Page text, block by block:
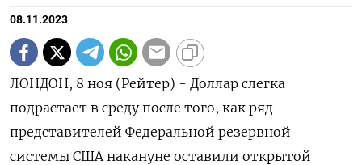
08.11.2023
ЛОНДОН, 8 ноя (Рейтер) - Доллар слегка
подрастает в среду после того, как ряд
представителей Федеральной резервной
системы США накануне оставили открытой